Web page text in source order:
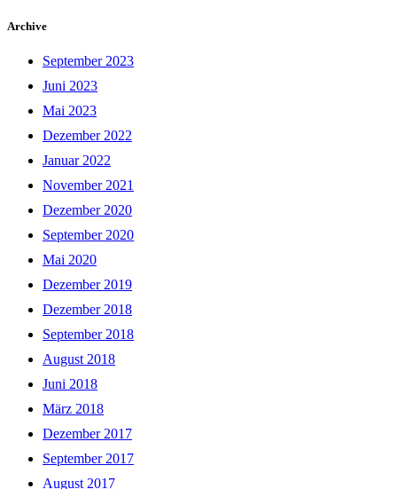
Archive
September 2023
Juni 2023
Mai 2023
Dezember 2022
Januar 2022
November 2021
Dezember 2020
September 2020
Mai 2020
Dezember 2019
Dezember 2018
September 2018
August 2018
Juni 2018
März 2018
Dezember 2017
September 2017
August 2017